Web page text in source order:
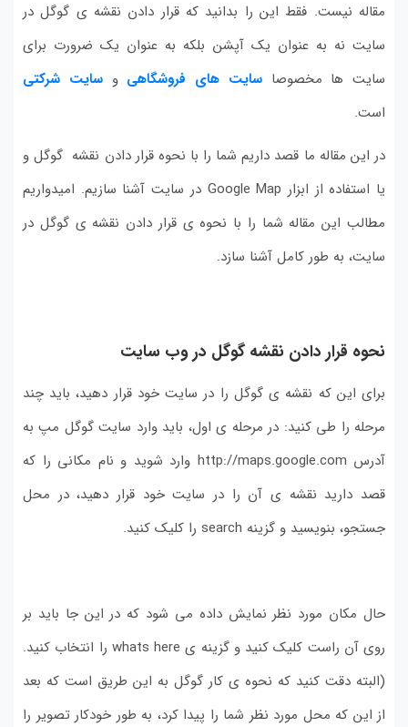
مقاله نیست. فقط این را بدانید که قرار دادن نقشه ی گوگل در
سایت نه به عنوان یک آپشن بلکه به عنوان یک ضرورت برای
سایت ها مخصوصاسایت های فروشگاهی وسایت شرکتی
است.
در این مقاله ما قصد داریم شما را با نحوه قرار دادن نقشه گوگل و
یا استفاده از ابزار Google Map در سایت آشنا سازیم. امیدواریم
مطالب این مقاله شما را با نحوه ی قرار دادن نقشه ی گوگل در
سایت، به طور کامل آشنا سازد.
نحوه قرار دادن نقشه گوگل در وب سایت
برای این که نقشه ی گوگل را در سایت خود قرار دهید، باید چند
مرحله را طی کنید: در مرحله ی اول، باید وارد سایت گوگل مپ به
آدرس http://maps.google.com وارد شوید و نام مکانی را که
قصد دارید نقشه ی آن را در سایت خود قرار دهید، در محل
جستجو، بنویسید و گزینه search را کلیک کنید.
حال مکان مورد نظر نمایش داده می شود که در این جا باید بر
روی آن راست کلیک کنید و گزینه ی whats here را انتخاب کنید.
(البته دقت کنید که نحوه ی کار گوگل به این طریق است که بعد
از این که محل مورد نظر شما را پیدا کرد، به طور خودکار تصویر را